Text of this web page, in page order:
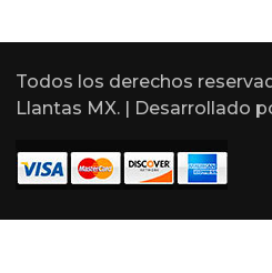
Todos los derechos
Llantas MX. | Desarrollado